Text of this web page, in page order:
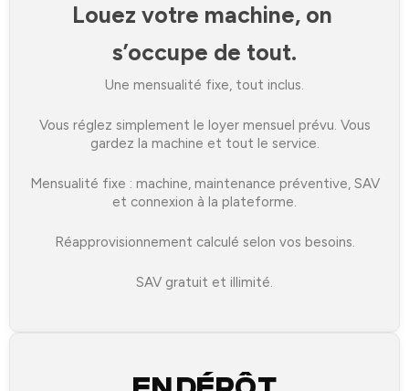
Louez votre machine, on
s’occupe de tout.
Une mensualité fixe, tout inclus.
Vous réglez simplement le loyer mensuel prévu. Vous
gardez la machine et tout le service.
Mensualité fixe : machine, maintenance préventive, SAV
et connexion à la plateforme.
Réapprovisionnement calculé selon vos besoins.
SAV gratuit et illimité.